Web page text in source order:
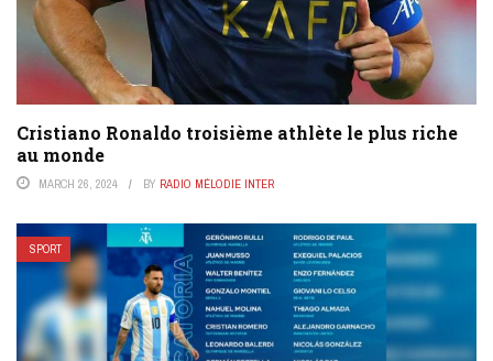
Cristiano Ronaldo troisième athlète le plus riche
au monde
MARCH 26, 2024 BY RADIO MÉLODIE INTER
SPORT